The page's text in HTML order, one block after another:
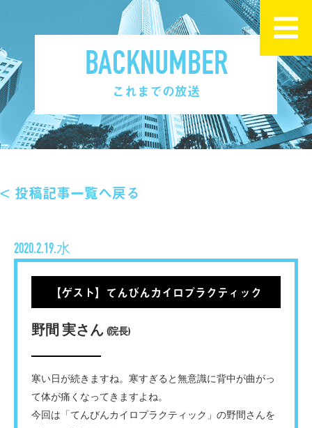
BACKNUMBER
これまでの放送
< 投稿記事一覧へ戻る
2020.2.19.水
【ゲスト】てんびんカイロプラクティック
野間 実さん (院長)
寒い日が続きますね。寒すぎると無意識に背中が曲がっ
て体が痛くなってきますよね。
今回は「てんびんカイロプラクティック」の野間さんを